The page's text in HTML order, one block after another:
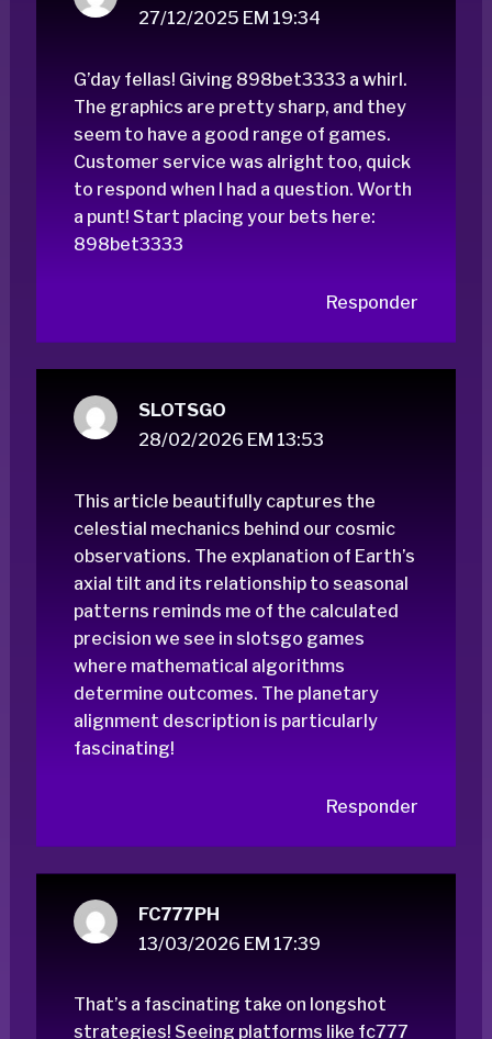
27/12/2025 EM 19:34
G’day fellas! Giving 898bet3333 a whirl.
The graphics are pretty sharp, and they
seem to have a good range of games.
Customer service was alright too, quick
to respond when I had a question. Worth
a punt! Start placing your bets here:
898bet3333
Responder
SLOTSGO
28/02/2026 EM 13:53
This article beautifully captures the
celestial mechanics behind our cosmic
observations. The explanation of Earth’s
axial tilt and its relationship to seasonal
patterns reminds me of the calculated
precision we see in slotsgo games
where mathematical algorithms
determine outcomes. The planetary
alignment description is particularly
fascinating!
Responder
FC777PH
13/03/2026 EM 17:39
That’s a fascinating take on longshot
strategies! Seeing platforms like fc777